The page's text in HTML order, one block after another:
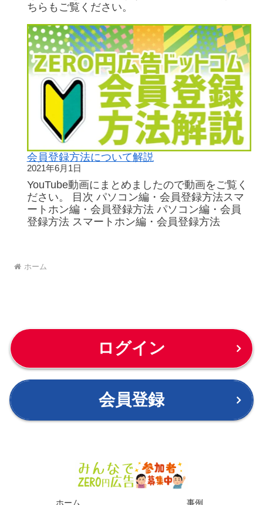
ド
ッ
ト
コ
ム
ちらもご覧ください。
会員登録方法について解説
2021年6月1日
YouTube動画にまとめましたので動画をご覧く
ださい。 目次 パソコン編・会員登録方法スマ
ートホン編・会員登録方法 パソコン編・会員
登録方法 スマートホン編・会員登録方法
ホーム
ログイン
会員登録
ホーム 事例